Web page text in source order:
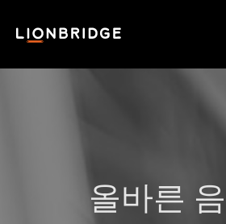
올바른